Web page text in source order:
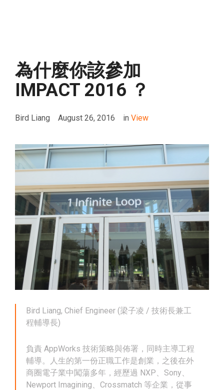
為什麼你該參加
IMPACT 2016 ？
Bird Liang August 26, 2016 in View
Bird Liang, Chief Engineer (梁子凌 / 技術長兼工
程輔導長)
負責 AppWorks 技術策略與佈署，同時主導工程
輔導。人生的第一份正職工作是創業，之後在外
商圈電子業中闖蕩多年，經歷過 NXP、Sony、
Newport Imagining、Crossmatch 等企業，從事